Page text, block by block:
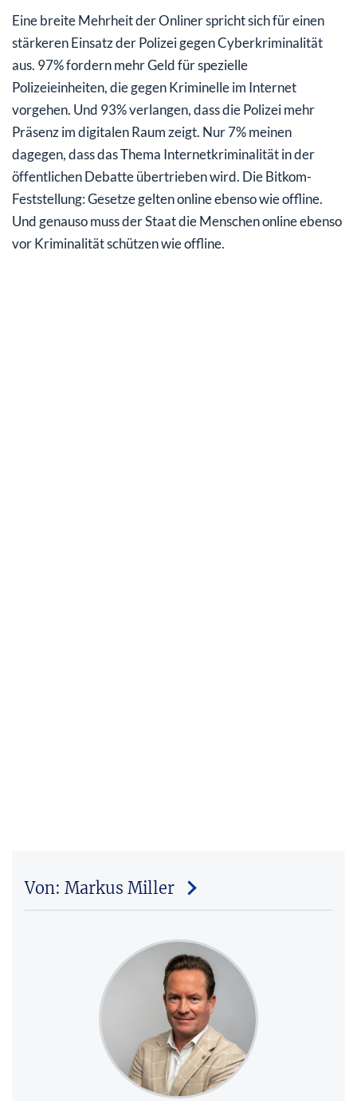
Eine breite Mehrheit der Onliner spricht sich für einen
stärkeren Einsatz der Polizei gegen Cyberkriminalität
aus. 97% fordern mehr Geld für spezielle
Polizeieinheiten, die gegen Kriminelle im Internet
vorgehen. Und 93% verlangen, dass die Polizei mehr
Präsenz im digitalen Raum zeigt. Nur 7% meinen
dagegen, dass das Thema Internetkriminalität in der
öffentlichen Debatte übertrieben wird. Die Bitkom-
Feststellung: Gesetze gelten online ebenso wie offline.
Und genauso muss der Staat die Menschen online ebenso
vor Kriminalität schützen wie offline.
Von: Markus Miller